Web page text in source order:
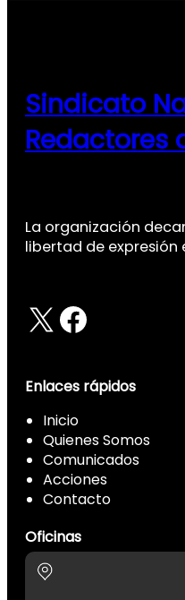
Sindicato
Redactores
La organización
libertad de expresión
X Facebook
Enlaces rápidos
Inicio
Quienes Somos
Comunicados
Acciones
Contacto
Oficinas